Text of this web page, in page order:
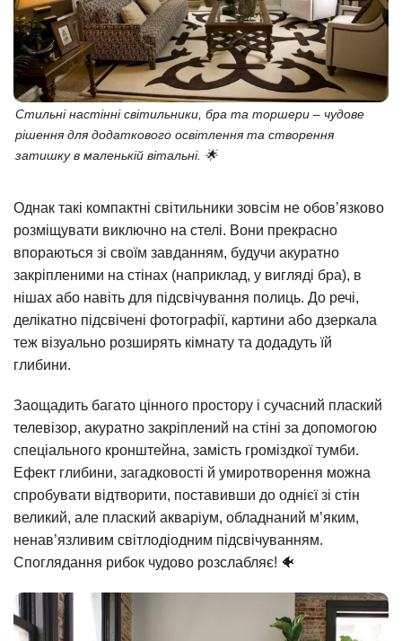
Стильні настінні світильники, бра та торшери – чудове
рішення для додаткового освітлення та створення
затишку в маленькій вітальні. 🌟
Однак такі компактні світильники зовсім не обов’язково
розміщувати виключно на стелі. Вони прекрасно
впораються зі своїм завданням, будучи акуратно
закріпленими на стінах (наприклад, у вигляді бра), в
нішах або навіть для підсвічування полиць. До речі,
делікатно підсвічені фотографії, картини або дзеркала
теж візуально розширять кімнату та додадуть їй
глибини.
Заощадить багато цінного простору і сучасний плаский
телевізор, акуратно закріплений на стіні за допомогою
спеціального кронштейна, замість громіздкої тумби.
Ефект глибини, загадковості й умиротворення можна
спробувати відтворити, поставивши до однієї зі стін
великий, але плаский акваріум, обладнаний м’яким,
ненав’язливим світлодіодним підсвічуванням.
Споглядання рибок чудово розслабляє! 🐠